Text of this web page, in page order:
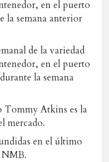
en el puerto
la semana anterior
de la variedad
en el puerto
la semana
Tommy Atkins es la
mercado.
en el último